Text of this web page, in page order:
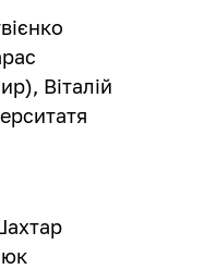
Віталій